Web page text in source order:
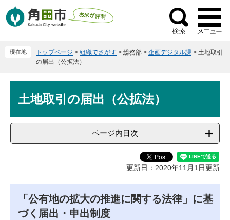
ー
ニ
検
索
現在地 トップページ > 組織でさがす > 総務部 > 企画デジタル課 > 土地取引
の届出（公拡法）
土地取引の届出（公拡法）
ページ内目次
更新日：2020年11月1日更新
「公有地の拡大の推進に関する法律」に基
づく届出・申出制度